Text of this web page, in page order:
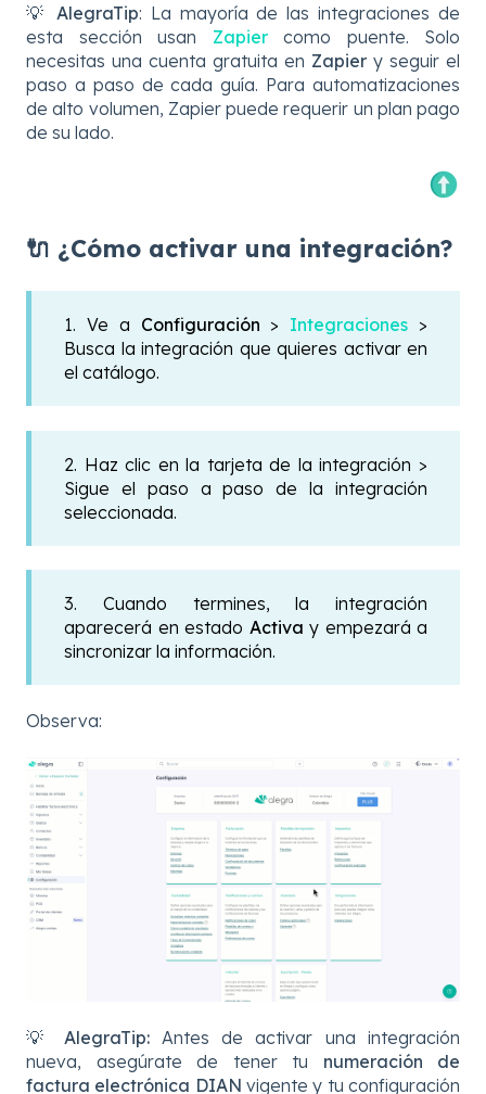
💡 AlegraTip: La mayoría de las integraciones de
esta sección usan Zapiercomo puente. Solo
necesitas una cuenta gratuita en Zapier y seguir el
paso a paso de cada guía. Para automatizaciones
de alto volumen, Zapier puede requerir un plan pago
de su lado.
🔌 ¿Cómo activar una integración?
1. Ve a Configuración > Integraciones >
Busca la integración que quieres activar en
el catálogo.
2. Haz clic en la tarjeta de la integración >
Sigue el paso a paso de la integración
seleccionada.
3. Cuando termines, la integración
aparecerá en estado Activa y empezará a
sincronizar la información.
Observa:
💡 AlegraTip:Antes de activar una integración
nueva, asegúrate de tener tu numeración de
factura electrónica DIAN vigente y tu configuración